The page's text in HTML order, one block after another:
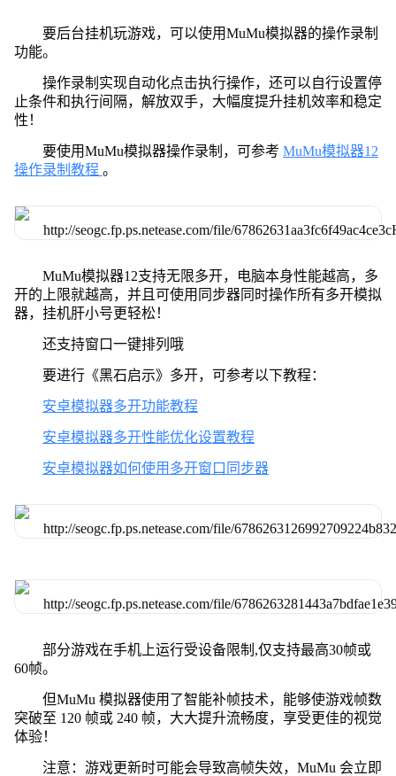
要后台挂机玩游戏，可以使用MuMu模拟器的操作录制
功能。
操作录制实现自动化点击执行操作，还可以自行设置停
止条件和执行间隔，解放双手，大幅度提升挂机效率和稳定
性！
要使用MuMu模拟器操作录制，可参考 MuMu模拟器12
操作录制教程 。
MuMu模拟器12支持无限多开，电脑本身性能越高，多
开的上限就越高，并且可使用同步器同时操作所有多开模拟
器，挂机肝小号更轻松！
还支持窗口一键排列哦
要进行《黑石启示》多开，可参考以下教程：
安卓模拟器多开功能教程
安卓模拟器多开性能优化设置教程
安卓模拟器如何使用多开窗口同步器
部分游戏在手机上运行受设备限制,仅支持最高30帧或
60帧。
但MuMu 模拟器使用了智能补帧技术，能够使游戏帧数
突破至 120 帧或 240 帧，大大提升流畅度，享受更佳的视觉
体验！
注意：游戏更新时可能会导致高帧失效，MuMu 会立即